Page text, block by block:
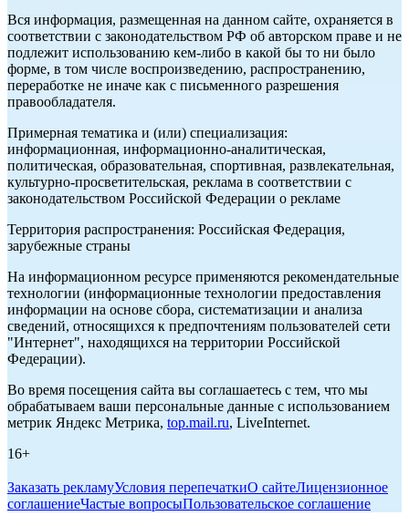
Вся информация, размещенная на данном сайте, охраняется в
соответствии с законодательством РФ об авторском праве и не
подлежит использованию кем-либо в какой бы то ни было
форме, в том числе воспроизведению, распространению,
переработке не иначе как с письменного разрешения
правообладателя.
Примерная тематика и (или) специализация:
информационная, информационно-аналитическая,
политическая, образовательная, спортивная, развлекательная,
культурно-просветительская, реклама в соответствии с
законодательством Российской Федерации о рекламе
Территория распространения: Российская Федерация,
зарубежные страны
На информационном ресурсе применяются рекомендательные
технологии (информационные технологии предоставления
информации на основе сбора, систематизации и анализа
сведений, относящихся к предпочтениям пользователей сети
"Интернет", находящихся на территории Российской
Федерации).
Во время посещения сайта вы соглашаетесь с тем, что мы
обрабатываем ваши персональные данные с использованием
метрик Яндекс Метрика, top.mail.ru, LiveInternet.
16+
Заказать рекламуУсловия перепечаткиО сайтеЛицензионное
соглашениеЧастые вопросыПользовательское соглашение